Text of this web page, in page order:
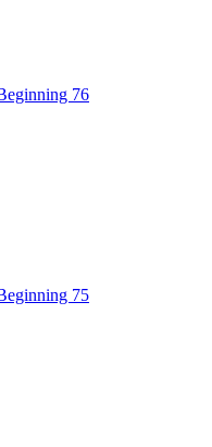
76
75